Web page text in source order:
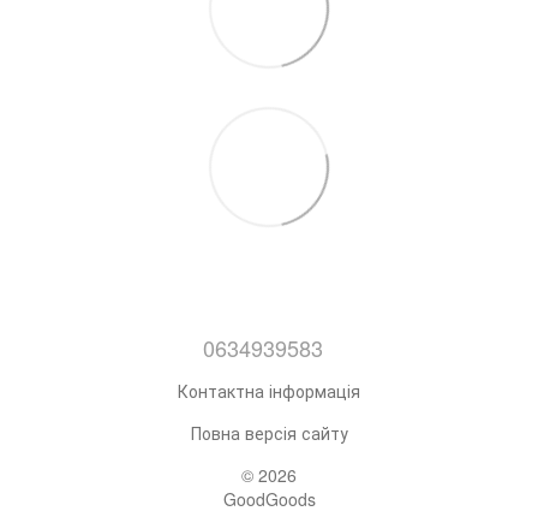
0634939583
Контактна інформація
Повна версія сайту
© 2026
GoodGoods